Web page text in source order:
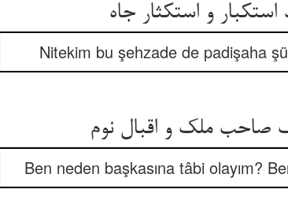
Nitekim bu şehzade de padişaha
Ben neden başkasına tâbi olayım?